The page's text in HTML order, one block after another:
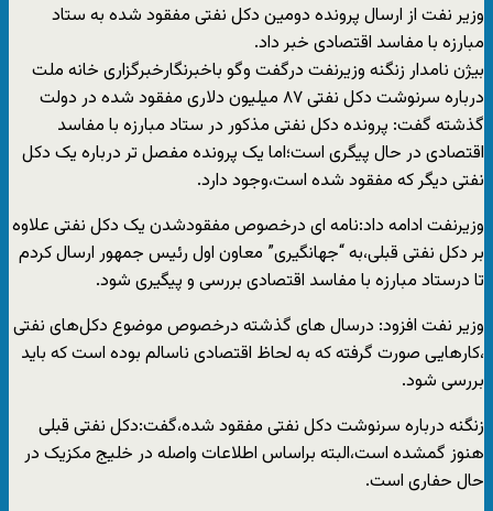
وزیر نفت از ارسال پرونده دومین دکل نفتی مفقود شده به ستاد
مبارزه با مفاسد اقتصادی خبر داد.
بیژن نامدار زنگنه وزیرنفت درگفت وگو باخبرنگارخبرگزاری خانه ملت
درباره سرنوشت دکل نفتی ۸۷ میلیون دلاری مفقود شده در دولت
گذشته گفت: پرونده دکل نفتی مذکور در ستاد مبارزه با مفاسد
اقتصادی در حال پیگری است؛اما یک پرونده مفصل تر درباره یک دکل
نفتی دیگر که مفقود شده است،وجود دارد.
وزیرنفت ادامه داد:نامه ای درخصوص مفقودشدن یک دکل نفتی علاوه
بر دکل نفتی قبلی،به “جهانگیری” معاون اول رئیس جمهور ارسال کردم
تا درستاد مبارزه با مفاسد اقتصادی بررسی و پیگیری شود.
وزیر نفت افزود: درسال های گذشته درخصوص موضوع دکل‌های نفتی
،کارهایی صورت گرفته که به لحاظ اقتصادی ناسالم بوده است که باید
بررسی شود.
زنگنه درباره سرنوشت دکل نفتی مفقود شده،گفت:دکل نفتی قبلی
هنوز گمشده است،البته براساس اطلاعات واصله در خلیج مکزیک در
حال حفاری است.